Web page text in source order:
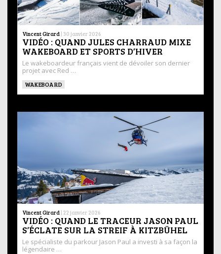
Vincent Girard | 30 janvier 2026
VIDÉO : QUAND JULES CHARRAUD MIXE
WAKEBOARD ET SPORTS D’HIVER
Le wakeboardeur français vient de dévoiler son dernier
projet avec Red …
WAKEBOARD
Vincent Girard | 22 janvier 2026
VIDÉO : QUAND LE TRACEUR JASON PAUL
S’ÉCLATE SUR LA STREIF À KITZBÜHEL
Le spécialiste du parkour Jason Paul a investi à sa façon la
légendaire …